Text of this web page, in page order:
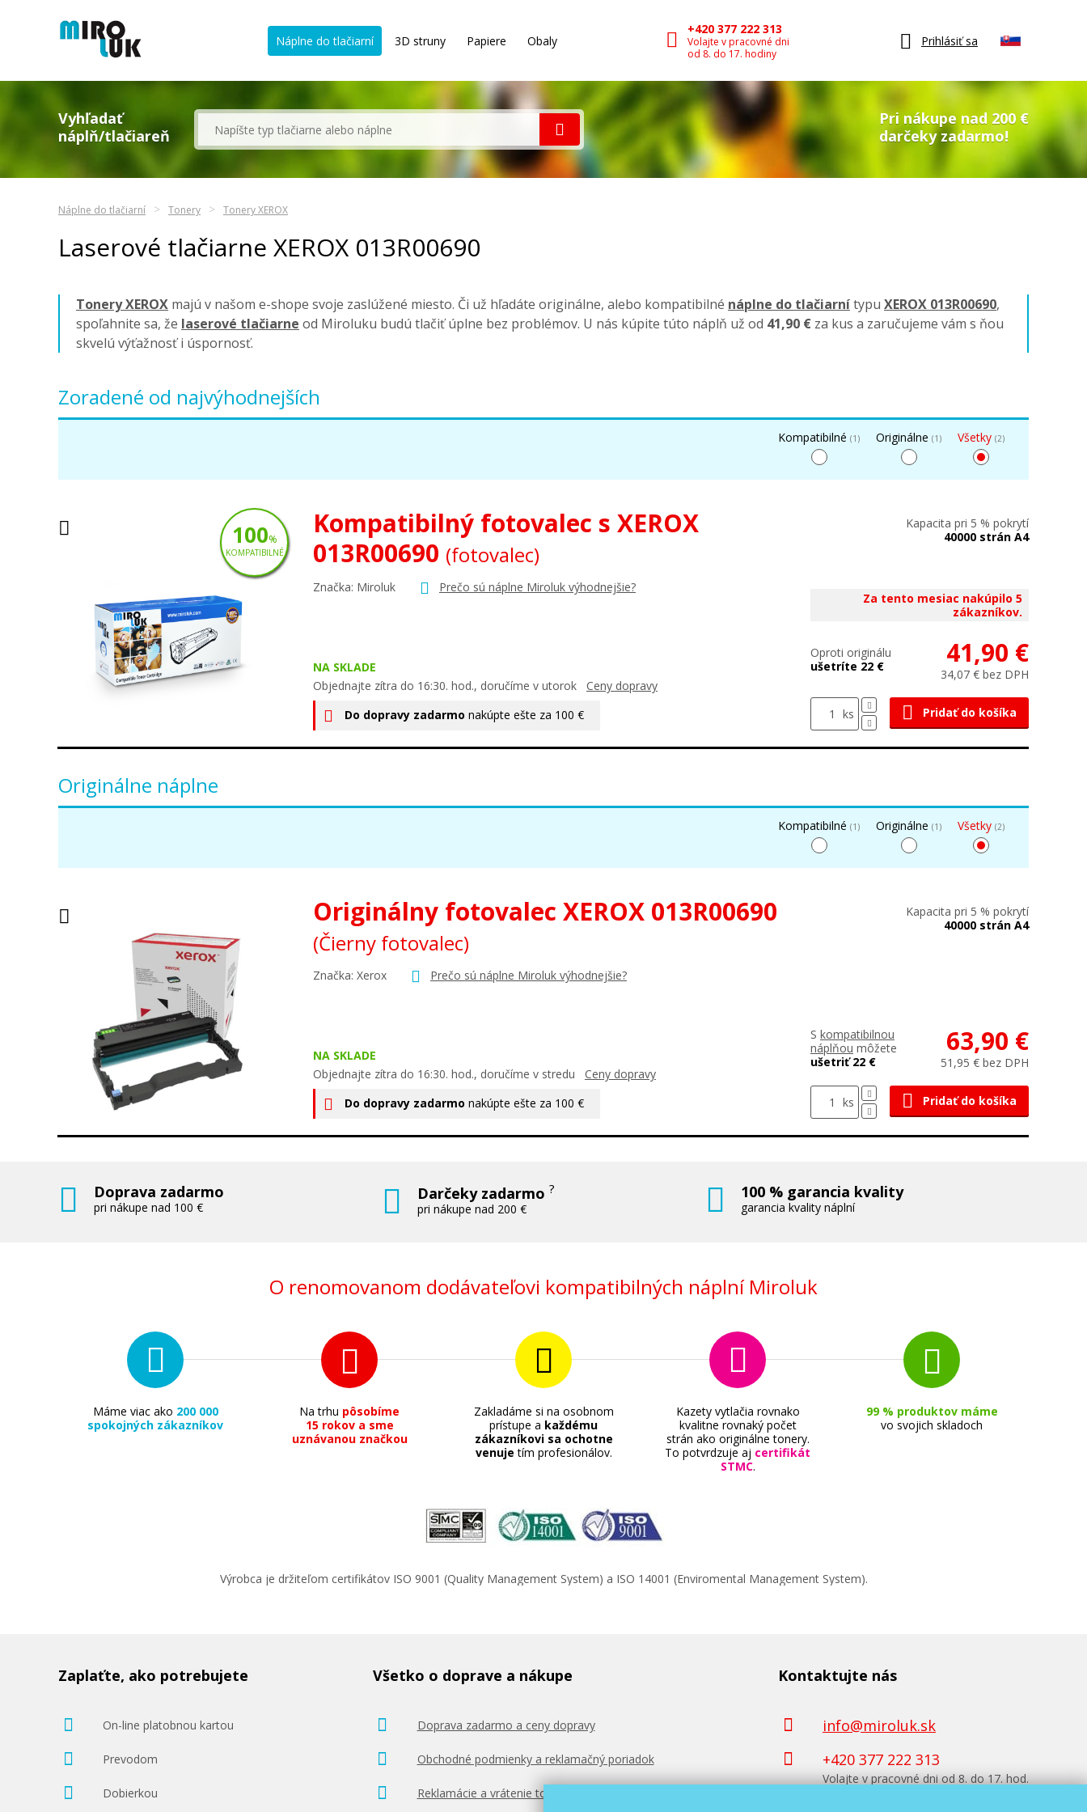
Náplne do tlačiarní 3D struny Papiere Obaly
+420 377 222 313
Volajte v pracovné dni
od 8. do 17. hodiny
Prihlásiť sa
Vyhľadať
náplň/tlačiareň
Pri nákupe nad 200 €
darčeky zadarmo!
Náplne do tlačiarní Tonery Tonery XEROX
Laserové tlačiarne XEROX 013R00690
Tonery XEROX majú v našom e-shope svoje zaslúžené miesto. Či už hľadáte originálne, alebo kompatibilné náplne do tlačiarnítypu XEROX 013R00690,
spoľahnite sa, že laserové tlačiarne od Miroluku budú tlačiť úplne bez problémov. U nás kúpite túto náplň už od 41,90 € za kus a zaručujeme vám s ňou
skvelú výťažnosť i úspornosť.
Zoradené od najvýhodnejších
Kompatibilné (1) Originálne (1) Všetky (2)
Kompatibilný fotovalec s XEROX
013R00690 (fotovalec)
Značka: Miroluk Prečo sú náplne Miroluk výhodnejšie?
NA SKLADE
Objednajte zítra do 16:30. hod., doručíme v utorok Ceny dopravy
Do dopravy zadarmo nakúpte ešte za 100 €
Kapacita pri 5 % pokrytí
40000 strán A4
Za tento mesiac nakúpilo 5
zákazníkov.
Oproti originálu
ušetríte 22 €
41,90 €
34,07 € bez DPH
ks Pridať do košíka
100%
KOMPATIBILNÉ
Originálne náplne
Kompatibilné (1) Originálne (1) Všetky (2)
Originálny fotovalec XEROX 013R00690
(Čierny fotovalec)
Značka: Xerox Prečo sú náplne Miroluk výhodnejšie?
NA SKLADE
Objednajte zítra do 16:30. hod., doručíme v stredu Ceny dopravy
Do dopravy zadarmo nakúpte ešte za 100 €
Kapacita pri 5 % pokrytí
40000 strán A4
S kompatibilnou
náplňou môžete
ušetriť 22 €
63,90 €
51,95 € bez DPH
ks Pridať do košíka
Doprava zadarmo
pri nákupe nad 100 €
Darčeky zadarmo?
pri nákupe nad 200 €
100 % garancia kvality
garancia kvality náplní
O renomovanom dodávateľovi kompatibilných náplní Miroluk
Máme viac ako 200 000
spokojných zákazníkov
Na trhu pôsobíme
15 rokov a sme
uznávanou značkou
Zakladáme si na osobnom
prístupe a každému
zákazníkovi sa ochotne
venuje tím profesionálov.
Kazety vytlačia rovnako
kvalitne rovnaký počet
strán ako originálne tonery.
To potvrdzuje aj certifikát
STMC.
99 % produktov máme
vo svojich skladoch
Výrobca je držiteľom certifikátov ISO 9001 (Quality Management System) a ISO 14001 (Enviromental Management System).
Zaplaťte, ako potrebujete
On-line platobnou kartou
Prevodom
Dobierkou
Všetko o doprave a nákupe
Doprava zadarmo a ceny dopravy
Obchodné podmienky a reklamačný poriadok
Reklamácie a vrátenie tovaru
Kontaktujte nás
info@miroluk.sk
+420 377 222 313
Volajte v pracovné dni od 8. do 17. hod.